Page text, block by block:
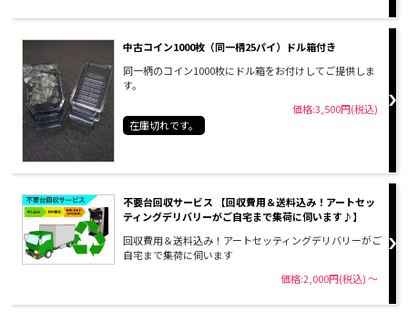
中古コイン1000枚（同一柄25パイ）ドル箱付き
同一柄のコイン1000枚にドル箱をお付けしてご提供しま
す。
価格:3,500円(税込)
在庫切れです。
不要台回収サービス 【回収費用＆送料込み！アートセッ
ティングデリバリーがご自宅まで集荷に伺います♪】
回収費用＆送料込み！アートセッティングデリバリーがご
自宅まで集荷に伺います
価格:2,000円(税込)～